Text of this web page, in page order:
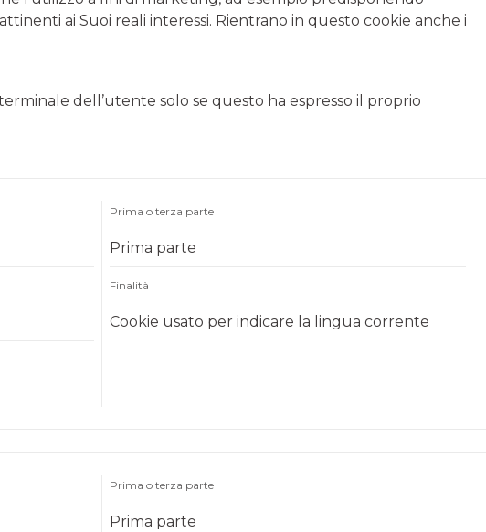
ai Suoi reali interessi. Rientrano in questo cookie anche i
dell’utente solo se questo ha espresso il proprio
Prima o terza parte
Prima parte
Finalità
Cookie usato per indicare la lingua corrente
Prima o terza parte
Prima parte